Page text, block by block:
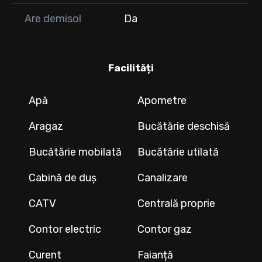
Are demisol Da
Facilități
Apă
Apometre
Aragaz
Bucătărie deschisă
Bucătărie mobilată
Bucătărie utilată
Cabină de duș
Canalizare
CATV
Centrală proprie
Contor electric
Contor gaz
Curent
Faianță